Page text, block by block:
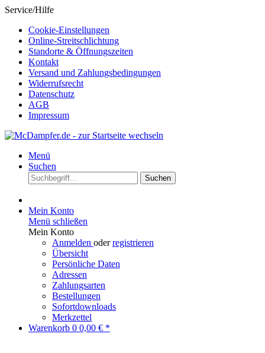
Service/Hilfe
Cookie-Einstellungen
Online-Streitschlichtung
Standorte & Öffnungszeiten
Kontakt
Versand und Zahlungsbedingungen
Widerrufsrecht
Datenschutz
AGB
Impressum
Menü
Suchen
Suchen
Mein Konto
Menü schließen
Mein Konto
Anmelden oderregistrieren
Übersicht
Persönliche Daten
Adressen
Zahlungsarten
Bestellungen
Sofortdownloads
Merkzettel
Warenkorb 0 0,00 € *